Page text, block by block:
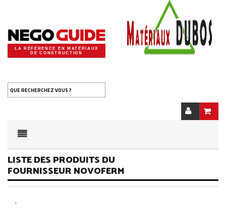
LA RÉFÉRENCE EN MATÉRIAUX
DE CONSTRUCTION
QUE RECHERCHEZ VOUS ?
LISTE DES PRODUITS DU
FOURNISSEUR NOVOFERM
.